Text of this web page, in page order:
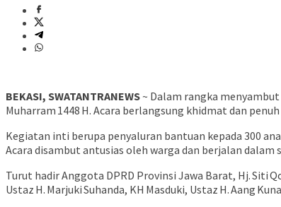
BEKASI, SWATANTRANEWS~ Dalam rangka
Muharram 1448 H. Acara berlangsung khidmat dan
Kegiatan inti berupa penyaluran bantuan kepada 300
Acara disambut antusias oleh warga dan berjalan dalam
Turut hadir Anggota DPRD Provinsi Jawa Barat, Hj. Siti
Ustaz H. Marjuki Suhanda, KH Masduki, Ustaz H. Aang